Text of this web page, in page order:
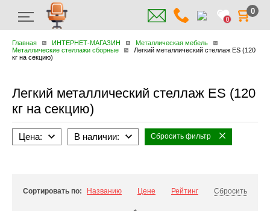
0
0
Главная ИНТЕРНЕТ-МАГАЗИН
Металлическая мебель
Металлические стеллажи сборные
Легкий металлический стеллаж ES (120
кг на секцию)
Легкий металлический стеллаж ES (120
кг на секцию)
Цена: В наличии: Сбросить фильтр
Сортировать по: Названию Цене Рейтинг Сбросить